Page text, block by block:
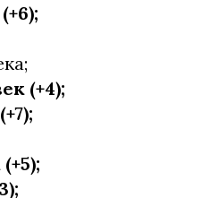
(+4);